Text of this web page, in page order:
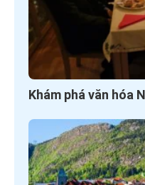
Khám phá văn hóa